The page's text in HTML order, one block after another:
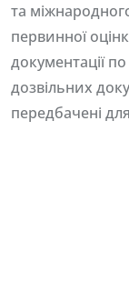
та
первинної
документації
дозвільних
передбачені